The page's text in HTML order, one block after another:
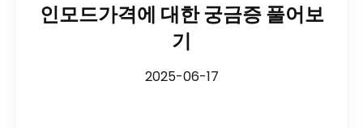
인모드가격에 대한 궁금증 풀어보
기
2025-06-17